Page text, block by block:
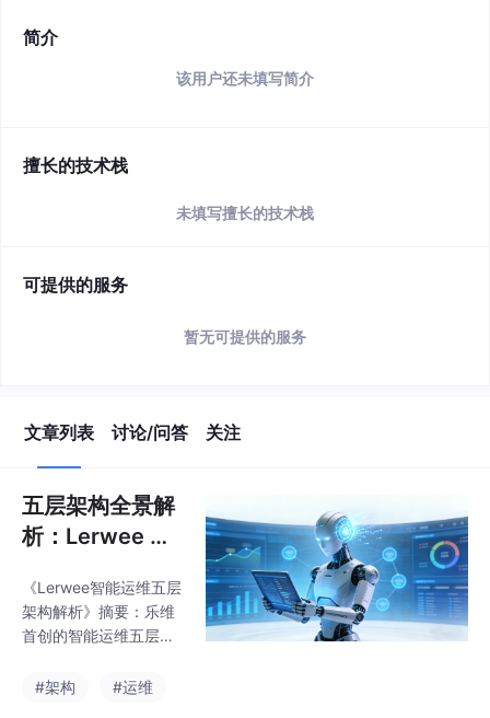
简介
该用户还未填写简介
擅长的技术栈
未填写擅长的技术栈
可提供的服务
暂无可提供的服务
文章列表 讨论/问答 关注
五层架构全景解
析：Lerwee 运
现 “从感知到行
动”（二）
《Lerwee智能运维五层
架构解析》摘要：乐维
首创的智能运维五层架
忆、大脑、行动）构成
#架构 #运维